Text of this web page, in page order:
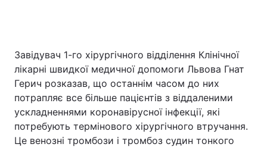
Завідувач 1-го хірургічного відділення Клінічної
лікарні швидкої медичної допомоги Львова Гнат
Герич розказав, що останнім часом до них
потрапляє все більше пацієнтів з віддаленими
ускладненнями коронавірусної інфекції, які
потребують термінового хірургічного втручання.
Це венозні тромбози і тромбоз судин тонкого